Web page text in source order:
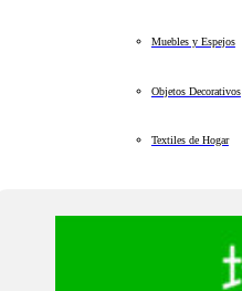
Muebles y Espejos
Objetos Decorativos
Textiles de Hogar